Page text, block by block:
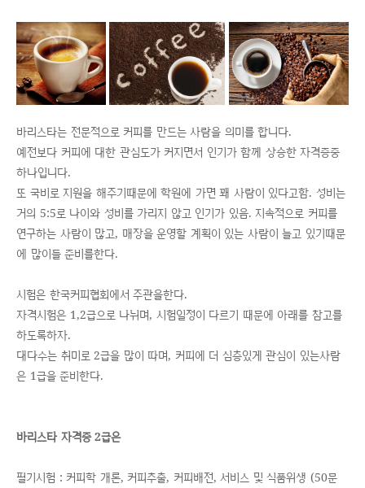
바리스타는 전문적으로 커피를 만드는 사람을 의미를 합니다.
예전보다 커피에 대한 관심도가 커지면서 인기가 함께 상승한 자격증중
하나입니다.
또 국비로 지원을 해주기때문에 학원에 가면 꽤 사람이 있다고함. 성비는
거의 5:5로 나이와 성비를 가리지 않고 인기가 있음. 지속적으로 커피를
연구하는 사람이 많고, 매장을 운영할 계획이 있는 사람이 늘고 있기때문
에 많이들 준비를한다.
시험은 한국커피협회에서 주관을한다.
자격시험은 1,2급으로 나뉘며, 시험일정이 다르기 때문에 아래를 참고를
하도록하자.
대다수는 취미로 2급을 많이 따며, 커피에 더 심층있게 관심이 있는사람
은 1급을 준비한다.
바리스타 자격증 2급은
필기시험 : 커피학 개론, 커피추출, 커피배전, 서비스 및 식품위생 (50문